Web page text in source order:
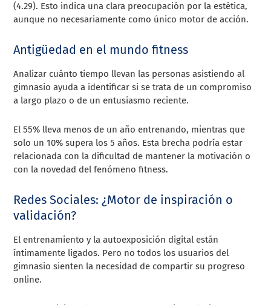
(4.29). Esto indica una clara preocupación por la estética,
aunque no necesariamente como único motor de acción.
Antigüedad en el mundo fitness
Analizar cuánto tiempo llevan las personas asistiendo al
gimnasio ayuda a identificar si se trata de un compromiso
a largo plazo o de un entusiasmo reciente.
El 55% lleva menos de un año entrenando, mientras que
solo un 10% supera los 5 años. Esta brecha podría estar
relacionada con la dificultad de mantener la motivación o
con la novedad del fenómeno fitness.
Redes Sociales: ¿Motor de inspiración o
validación?
El entrenamiento y la autoexposición digital están
íntimamente ligados. Pero no todos los usuarios del
gimnasio sienten la necesidad de compartir su progreso
online.